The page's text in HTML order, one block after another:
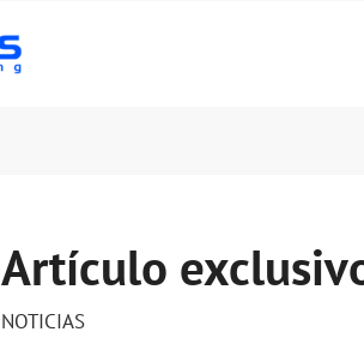
Artículo
NOTICIAS